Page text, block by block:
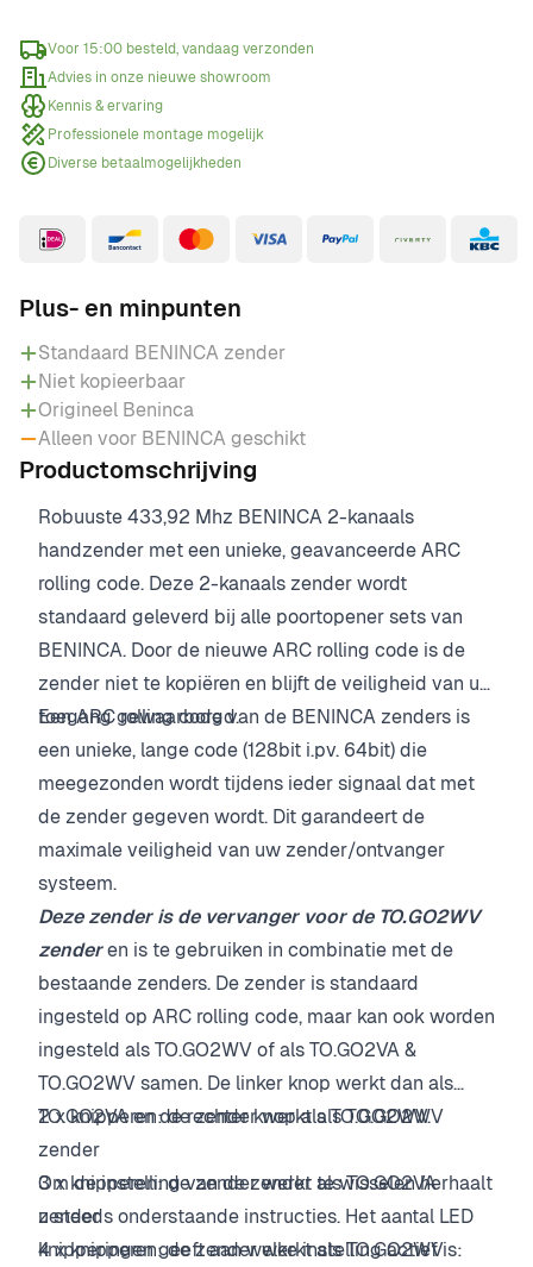
Voor 15:00 besteld, vandaag verzonden
Advies in onze nieuwe showroom
Kennis & ervaring
Professionele montage mogelijk
Diverse betaalmogelijkheden
Plus- en minpunten
Standaard BENINCA zender
Niet kopieerbaar
Origineel Beninca
Alleen voor BENINCA geschikt
Productomschrijving
Robuuste 433,92 Mhz BENINCA 2-kanaals
handzender met een unieke, geavanceerde ARC
rolling code. Deze 2-kanaals zender wordt
standaard geleverd bij alle poortopener sets van
BENINCA. Door de nieuwe ARC rolling code is de
zender niet te kopiëren en blijft de veiligheid van uw
toegang gewaarborgd.
Een ARC rolling code van de BENINCA zenders is
een unieke, lange code (128bit i.pv. 64bit) die
meegezonden wordt tijdens ieder signaal dat met
de zender gegeven wordt. Dit garandeert de
maximale veiligheid van uw zender/ontvanger
systeem.
Deze zender is de vervanger voor de TO.GO2WV
zenderen is te gebruiken in combinatie met de
bestaande zenders. De zender is standaard
ingesteld op ARC rolling code, maar kan ook worden
ingesteld als TO.GO2WV of als TO.GO2VA &
TO.GO2WV samen. De linker knop werkt dan als
TO.GO2VA en de rechter knop als TO.GO2WV.
Om de instelling van de zender te wisselen herhaalt
u steeds onderstaande instructies. Het aantal LED
knipperingen geeft aan welke instelling actief is:
2 x knipperen: de zender werkt als TO.GO2WV
zender
3 x knipperen: de zender werkt als TO.GO2VA
zender
4 x knipperen: de zender werkt als TO.GO2WV